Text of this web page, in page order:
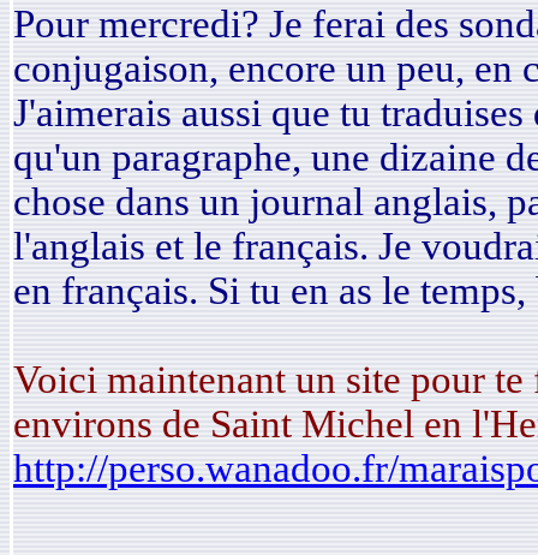
Pour mercredi? Je ferai des
conjugaison, encore un peu, en
J'aimerais aussi que tu
qu'un paragraphe, une dizaine
chose dans un journal anglais,
l'anglais et le français. Je
en français. Si tu en as le temps,
Voici maintenant un site pour
environs de Saint Michel en
http://perso.wanadoo.fr/